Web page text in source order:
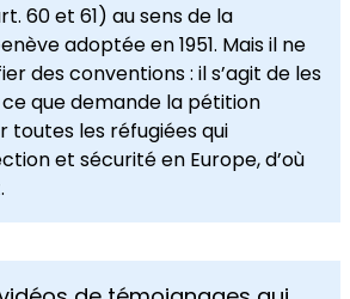
60 et 61) au sens de la
adoptée en 1951. Mais il ne
des conventions : il s’agit de les
que demande la pétition
toutes les réfugiées qui
et sécurité en Europe, d’où